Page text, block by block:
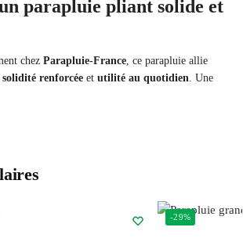
parapluie pliant solide et
chez Parapluie-France, ce parapluie allie
solidité renforcée et utilité au quotidien. Une
-29%